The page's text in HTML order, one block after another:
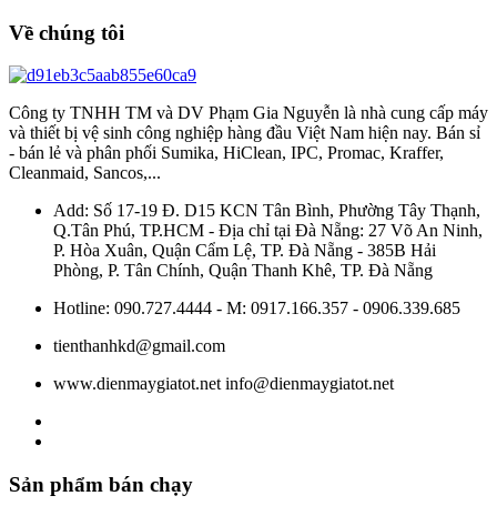
Về chúng tôi
Công ty TNHH TM và DV Phạm Gia Nguyễn là nhà cung cấp máy
và thiết bị vệ sinh công nghiệp hàng đầu Việt Nam hiện nay. Bán sỉ
- bán lẻ và phân phối Sumika, HiClean, IPC, Promac, Kraffer,
Cleanmaid, Sancos,...
Add: Số 17-19 Đ. D15 KCN Tân Bình, Phường Tây Thạnh,
Q.Tân Phú, TP.HCM - Địa chỉ tại Đà Nẵng: 27 Võ An Ninh,
P. Hòa Xuân, Quận Cẩm Lệ, TP. Đà Nẵng - 385B Hải
Phòng, P. Tân Chính, Quận Thanh Khê, TP. Đà Nẵng
Hotline: 090.727.4444 - M: 0917.166.357 - 0906.339.685
tienthanhkd@gmail.com
www.dienmaygiatot.net info@dienmaygiatot.net
Sản phẩm bán chạy